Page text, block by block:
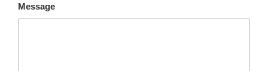
Message